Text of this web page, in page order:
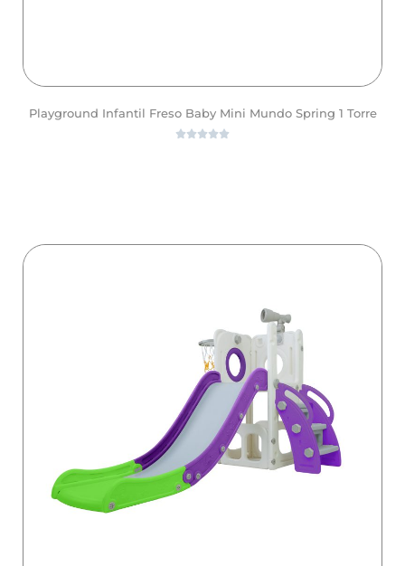
Playground Infantil Freso Baby Mini Mundo Spring 1 Torre
